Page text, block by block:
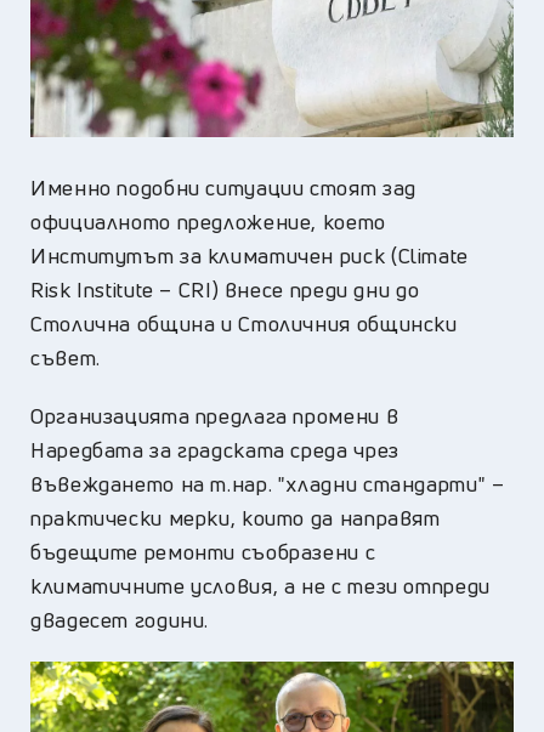
Именно подобни ситуации стоят зад
официалното предложение, което
Институтът за климатичен риск (Climate
Risk Institute – CRI) внесе преди дни до
Столична община и Столичния общински
съвет.
Организацията предлага промени в
Наредбата за градската среда чрез
въвеждането на т.нар. "хладни стандарти" –
практически мерки, които да направят
бъдещите ремонти съобразени с
климатичните условия, а не с тези отпреди
двадесет години.